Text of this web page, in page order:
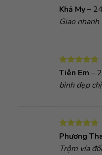
Được xếp
5
sao
Khả My–
Giao
Được xếp
sao
Tiên Em –
bình đẹp
Được xếp
5
sao
Phương
Trộm vía